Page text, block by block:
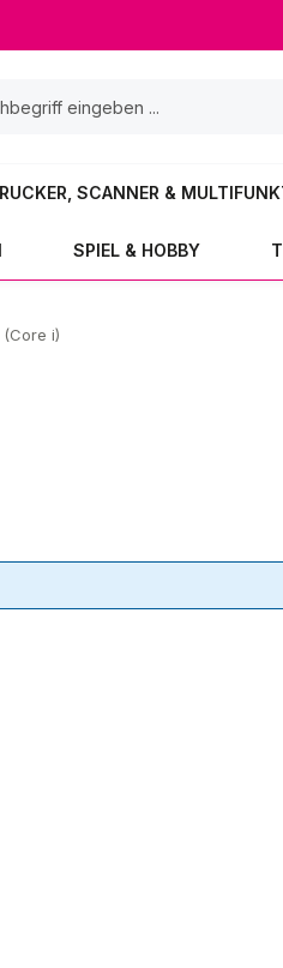
SCANNER &
SPIEL & HOBBY
(Core i)